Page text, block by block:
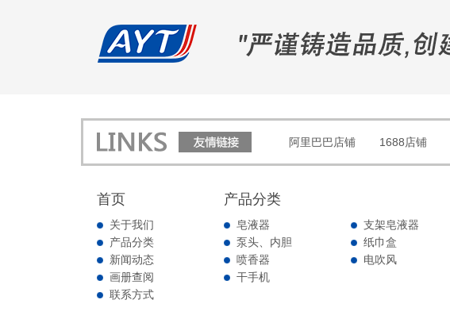
阿里巴巴店铺 1688店铺
首页
关于我们
产品分类
新闻动态
画册查阅
联系方式
产品分类
皂液器
支架皂液器
泵头、内胆
纸巾盒
喷香器
电吹风
干手机